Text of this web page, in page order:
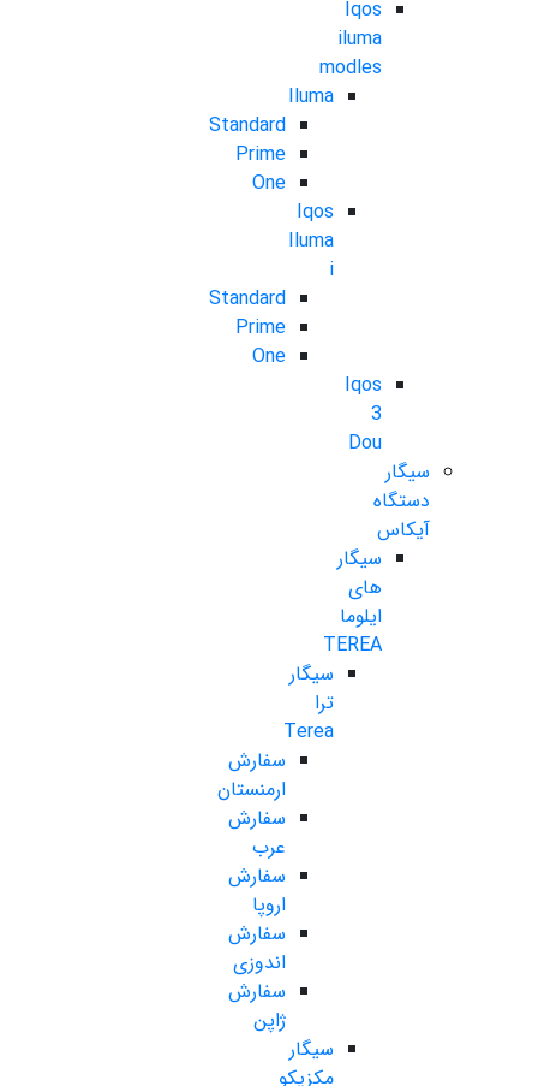
Iqos
iluma
modles
Iluma
Standard
Prime
One
Iqos
Iluma
i
Standard
Prime
One
Iqos
3
Dou
سیگار
دستگاه
آیکاس
سیگار
های
ایلوما
TEREA
سیگار
ترا
Terea
سفارش
ارمنستان
سفارش
عرب
سفارش
اروپا
سفارش
اندوزی
سفارش
ژاپن
سیگار
مکزیکو